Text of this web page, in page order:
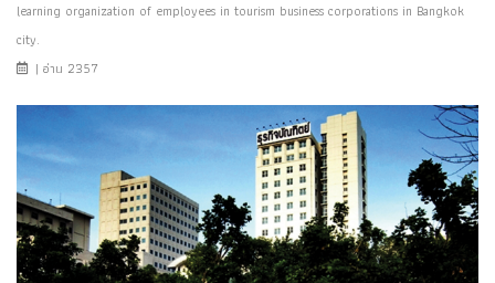
learning organization of employees in tourism business corporations in Bangkok
city.
| อ่าน 2357